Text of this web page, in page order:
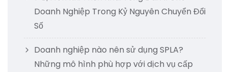
Doanh Nghiệp Trong Kỷ Nguyên Chuyển Đổi
Số
Doanh nghiệp nào nên sử dụng SPLA?
Những mô hình phù hợp với dịch vụ cấp